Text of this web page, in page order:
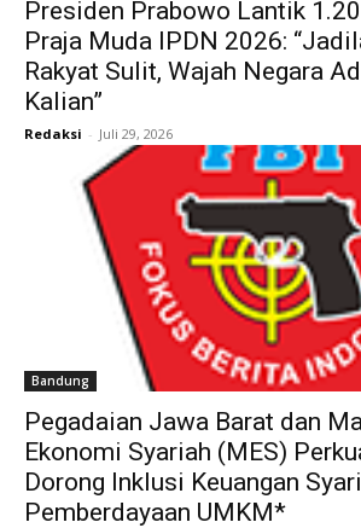
Presiden Prabowo Lantik
Praja Muda IPDN 2026:
Rakyat Sulit, Wajah Negara
Kalian”
Redaksi - Juli 29, 2026
Bandung
Pegadaian Jawa Barat dan
Ekonomi Syariah (MES)
Dorong Inklusi Keuangan
Pemberdayaan UMKM*